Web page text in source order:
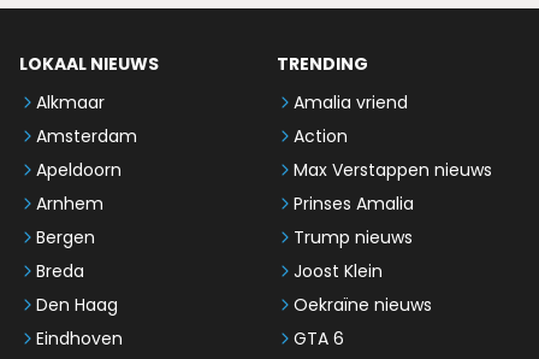
LOKAAL NIEUWS
Alkmaar
Amsterdam
Apeldoorn
Arnhem
Bergen
Breda
Den Haag
Eindhoven
TRENDING
Amalia vriend
Action
Max Verstappen nieuws
Prinses Amalia
Trump nieuws
Joost Klein
Oekraïne nieuws
GTA 6